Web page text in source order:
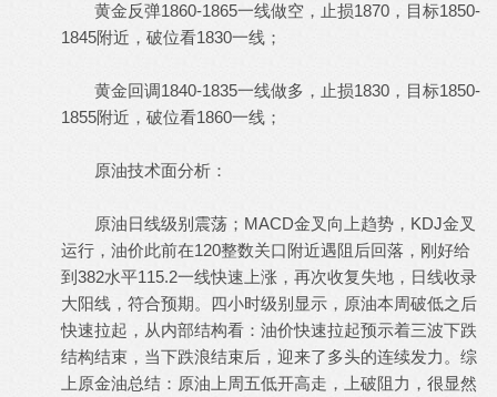
黄金反弹1860-1865一线做空，止损1870，目标1850-
1845附近，破位看1830一线；
黄金回调1840-1835一线做多，止损1830，目标1850-
1855附近，破位看1860一线；
原油技术面分析：
原油日线级别震荡；MACD金叉向上趋势，KDJ金叉
运行，油价此前在120整数关口附近遇阻后回落，刚好给
到382水平115.2一线快速上涨，再次收复失地，日线收录
大阳线，符合预期。四小时级别显示，原油本周破低之后
快速拉起，从内部结构看：油价快速拉起预示着三波下跌
结构结束，当下跌浪结束后，迎来了多头的连续发力。综
上原金油总结：原油上周五低开高走，上破阻力，很显然